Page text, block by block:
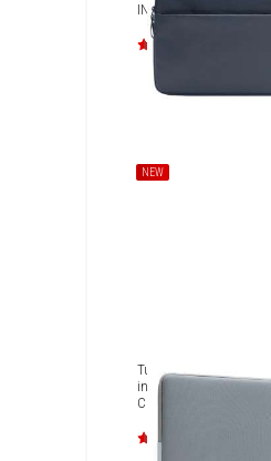
INCO400717
NEW
Túi chống sốc Macbook
inch Tomtoc Defender-A13
Cloud Light